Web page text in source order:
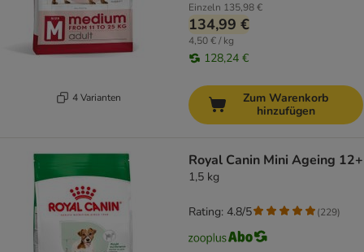
4 Varianten
Einzeln 135,98 €
134,99 €
4,50 € / kg
128,24 €
Zum Warenkorb
hinzufügen
Royal Canin Mini Ageing 12+
1,5 kg
Rating: 4.8/5 (229)